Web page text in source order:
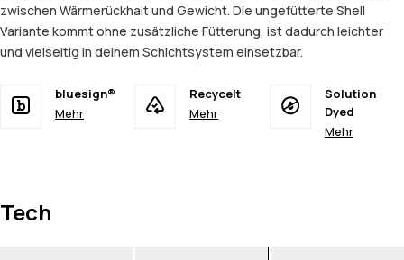
zwischen Wärmerückhalt und Gewicht. Die ungefütterte Shell
Variante kommt ohne zusätzliche Fütterung, ist dadurch leichter
und vielseitig in deinem Schichtsystem einsetzbar.
bluesign®
Mehr
Recycelt
Mehr
Solution
Dyed
Mehr
Tech